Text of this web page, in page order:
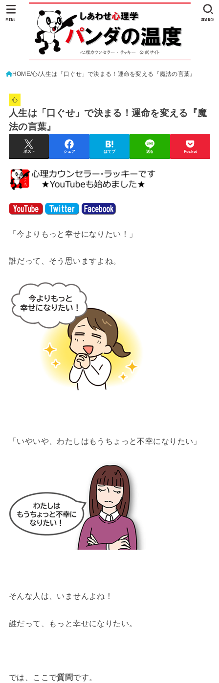
SEARCH
MENU
HOME 心 人生は「口ぐせ」で決まる！運命を変える『魔法の言葉』
心
人生は「口ぐせ」で決まる！運命を変える『魔
法の言葉』
ポスト シェア はてブ 送る Pocket
「今よりもっと幸せになりたい！」
誰だって、そう思いますよね。
「いやいや、わたしはもうちょっと不幸になりたい」
そんな人は、いませんよね！
誰だって、もっと幸せになりたい。
では、ここで質問です。